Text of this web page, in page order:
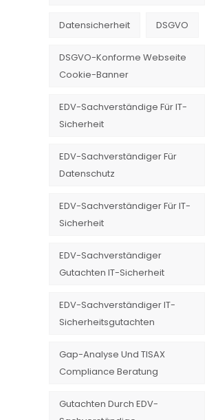
Datensicherheit DSGVO
DSGVO-Konforme Webseite
Cookie-Banner
EDV-Sachverständige Für IT-
Sicherheit
EDV-Sachverständiger Für
Datenschutz
EDV-Sachverständiger Für IT-
Sicherheit
EDV-Sachverständiger
Gutachten IT-Sicherheit
EDV-Sachverständiger IT-
Sicherheitsgutachten
Gap-Analyse Und TISAX
Compliance Beratung
Gutachten Durch EDV-